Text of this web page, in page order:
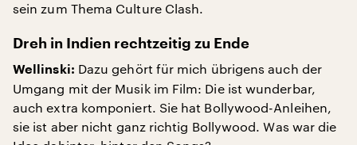
sein zum Thema Culture Clash.
Dreh in Indien rechtzeitig zu Ende
Wellinski: Dazu gehört für mich übrigens auch der
Umgang mit der Musik im Film: Die ist wunderbar,
auch extra komponiert. Sie hat Bollywood-Anleihen,
sie ist aber nicht ganz richtig Bollywood. Was war die